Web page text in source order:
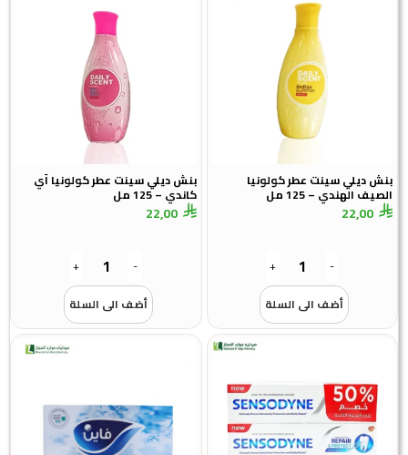
بنش ديلي سينت عطر كولونيا
الصيف الهندي – 125 مل
22,00
-
+
أضف الى السلة
بنش ديلي سينت عطر كولونيا آي
كاندي – 125 مل
22,00
-
+
أضف الى السلة